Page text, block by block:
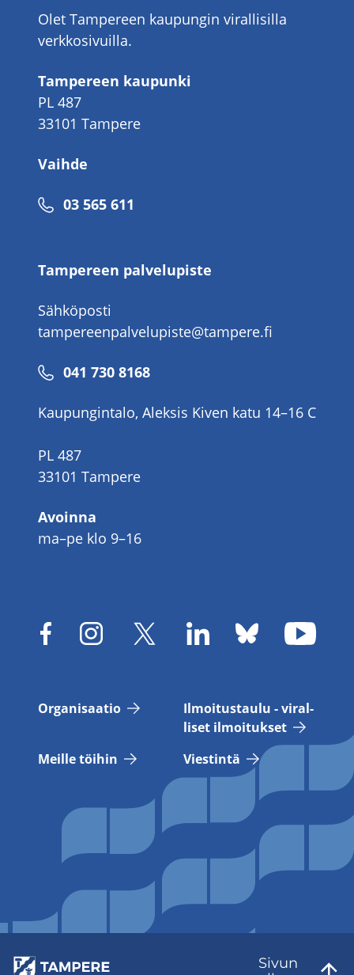
Olet Tampereen kaupungin virallisilla
verkkosivuilla.
Tampereen kaupunki
PL 487
33101 Tampere
Vaihde
Puhelinnumero
03 565 611
Tampereen palvelupiste
Sähköposti
tampereenpalvelupiste@tampere.fi
Puhelinnumero
041 730 8168
Kaupungintalo, Aleksis Kiven katu 14–16 C
PL 487
33101 Tampere
Avoinna
ma–pe klo 9–16
Or­ga­ni­saa­tio
Il­moi­tus­tau­lu - vi­ral­
li­set il­moi­tuk­set
Meil­le töi­hin
Vies­tin­tä
Sivun